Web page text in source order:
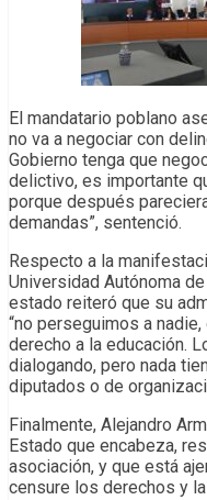
El mandatario poblano
no va a negociar con
Gobierno tenga que
delictivo, es importante
porque después
demandas”, sentenció.
Respecto a la
Universidad Autónoma
estado reiteró que su
“no perseguimos a
derecho a la educación.
dialogando, pero nada
diputados o de
Finalmente, Alejandro
Estado que encabeza,
asociación, y que está
censure los derechos y